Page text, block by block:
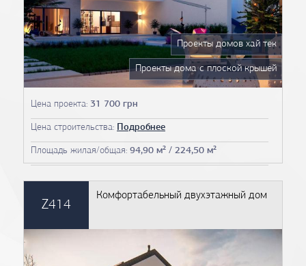
Цена проекта: 31 700 грн
Цена строительства: Подробнее
Площадь жилая/общая: 94,90 м² / 224,50 м²
Проекты домов хай тек
Проекты дома с плоской крышей
Проекты домов 14 на 14
Проекты домов 15 на 15
Чертежи домов
План дома
Z414
Комфортабельный двухэтажный дом